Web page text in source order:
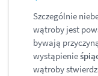
Szczególnie
wątroby jest
bywają
wystąpienie
wątroby